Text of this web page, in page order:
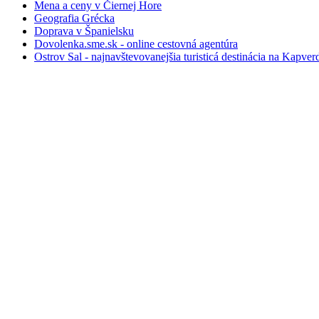
Mena a ceny v Čiernej Hore
Geografia Grécka
Doprava v Španielsku
Dovolenka.sme.sk - online cestovná agentúra
Ostrov Sal - najnavštevovanejšia turisticá destinácia na